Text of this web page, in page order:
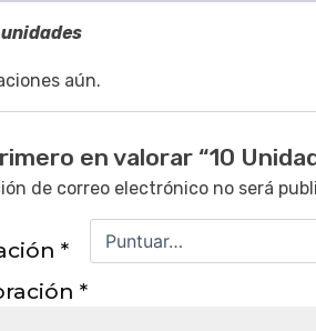
aún.
en valorar “10
de correo electrónico no será
*
*